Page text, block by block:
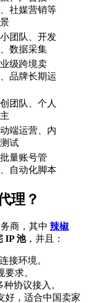
社媒营销等
团队、开发
数据采集
级跨境卖
品牌长期运
团队、个人
端运营、内
试
量账号管
自动化脚本
理？
商，其中 辣椒
IP 池，并且：
接环境。
求。
种协议接入。
好，适合中国卖家